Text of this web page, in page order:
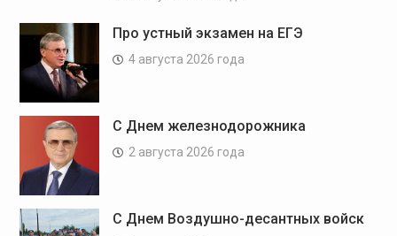
Про устный экзамен на ЕГЭ
4 августа 2026 года
С Днем железнодорожника
2 августа 2026 года
С Днем Воздушно-десантных войск